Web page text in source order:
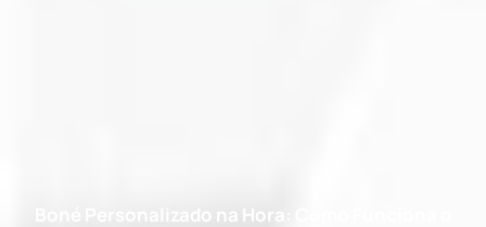
Boné Personalizado na Hora: Como Funciona o